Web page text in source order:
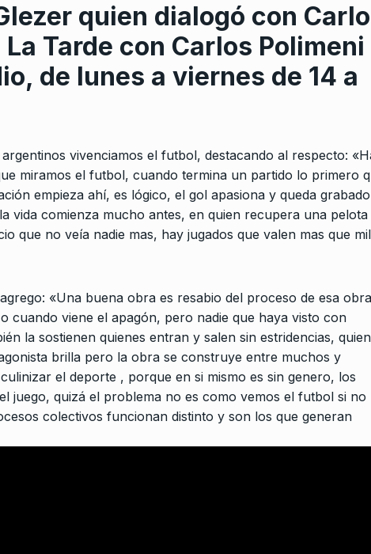
quien dialogó con
Tarde con Carlos Polimeni
de lunes a viernes de 14 a
vivenciamos el futbol, destacando al respecto:
miramos el futbol, cuando termina un partido lo primero
empieza ahí, es lógico, el gol apasiona y queda
vida comienza mucho antes, en quien recupera una pelota
que no veía nadie mas, hay jugados que valen mas que mil
«Una buena obra es resabio del proceso de esa
cuando viene el apagón, pero nadie que haya visto con
la sostienen quienes entran y salen sin estridencias,
brilla pero la obra se construye entre muchos y
el deporte , porque en si mismo es sin genero, los
juego, quizá el problema no es como vemos el futbol si no
colectivos funcionan distinto y son los que generan
de miércoles:,
Horowicz y
27 De Noviembre De
8
Cardoso: «Desde 1 a 4
realizará la séptima…
ALERTA! 22 De Mayo De 2023
9